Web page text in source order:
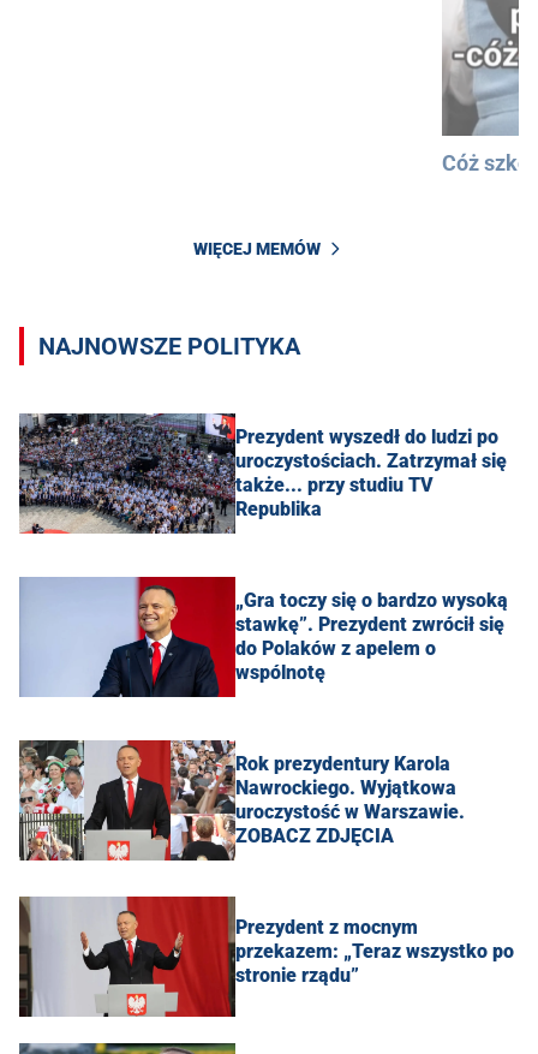
Cóż
WIĘCEJ MEMÓW
NAJNOWSZE POLITYKA
Prezydent wyszedł do ludzi po
uroczystościach. Zatrzymał się
także... przy studiu TV
Republika
„Gra toczy się o bardzo wysoką
stawkę”. Prezydent zwrócił się
do Polaków z apelem o
wspólnotę
Rok prezydentury Karola
Nawrockiego. Wyjątkowa
uroczystość w Warszawie.
ZOBACZ ZDJĘCIA
Prezydent z mocnym
przekazem: „Teraz wszystko po
stronie rządu”